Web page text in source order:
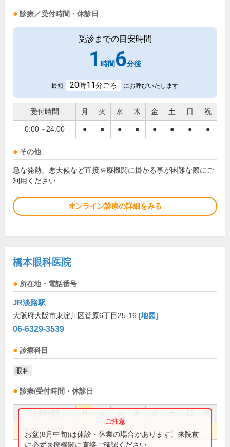
診療／受付時間・休診日
受診までの目安時間
1 時間 6分後
最短 20時11分ごろ にお呼びいたします
受付時間 月 火 水 木 金 土 日 祝
0:00～24:00 ● ● ● ● ● ● ● ●
その他
急な発熱、悪天候など直接医療機関に掛かる事が困難な際にご
利用ください
オンライン診療の詳細をみる
橋本眼科医院
所在地・電話番号
JR淡路駅
大阪府大阪市東淀川区菅原6丁目25-16 [地図]
06-6329-3539
診療科目
眼科
診療/受付時間・休診日
祝
9:00～12:00 ● ● ● ●
お盆(8月中旬)は休診・休業の場合があります。来院前
に必ず医療機関に直接ご確認ください。